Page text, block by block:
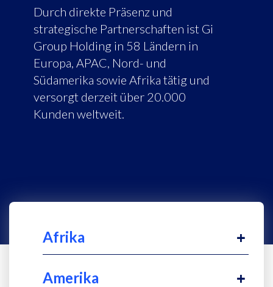
Durch direkte Präsenz und
strategische Partnerschaften ist Gi
Group Holding in 58 Ländern in
Europa, APAC, Nord- und
Südamerika sowie Afrika tätig und
versorgt derzeit über 20.000
Kunden weltweit.
Afrika
Amerika